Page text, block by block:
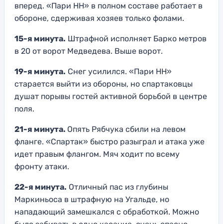
вперед. «Пари НН» в полном составе работает в
обороне, сдерживая хозяев только фолами.
15-я минута. Штрафной исполняет Барко метров
в 20 от ворот Медведева. Выше ворот.
19-я минута. Снег усилился. «Пари НН»
старается выйти из обороны, но спартаковцы
душат порывы гостей активной борьбой в центре
поля.
21-я минута. Опять Рябчука сбили на левом
фланге. «Спартак» быстро разыграл и атака уже
идет правым флангом. Мяч ходит по всему
фронту атаки.
22-я минута. Отличный пас из глубины
Маркиньоса в штрафную на Угальде, но
нападающий замешкался с обработкой. Можно